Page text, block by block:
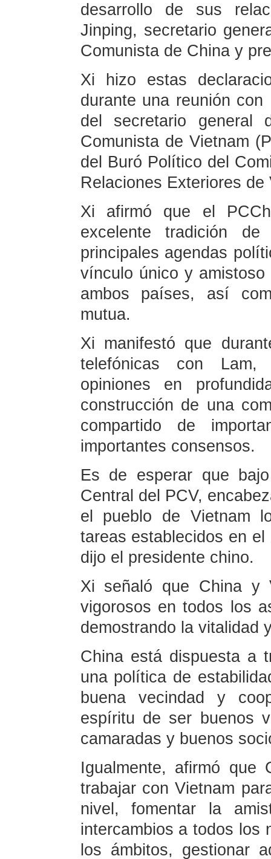
desarrollo de sus
Jinping, secretario
Comunista de China y
Xi hizo estas
durante una reunión
del secretario general
Comunista de Vietnam
del Buró Político del
Relaciones Exteriores de
Xi afirmó que el
excelente tradición
principales agendas
vínculo único y
ambos países, así
mutua.
Xi manifestó que
telefónicas con Lam,
opiniones en
construcción de una
compartido de
importantes consensos.
Es de esperar que
Central del PCV,
el pueblo de Vietnam
tareas establecidos en
dijo el presidente chino.
Xi señaló que China y
vigorosos en todos los
demostrando la vitalidad
China está dispuesta a
una política de
buena vecindad y
espíritu de ser buenos
camaradas y buenos
Igualmente, afirmó que
trabajar con Vietnam
nivel, fomentar la
intercambios a todos los
los ámbitos, gestionar